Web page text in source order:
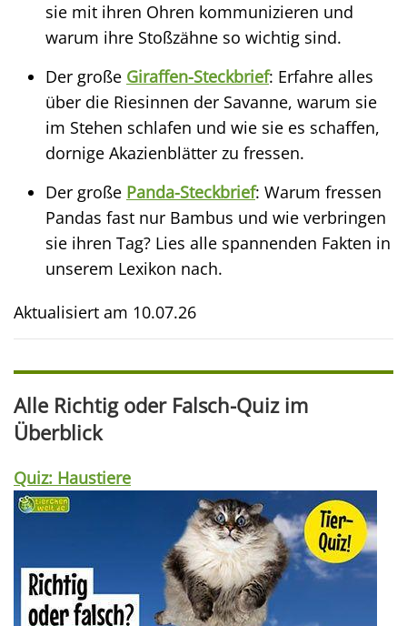
sie mit ihren Ohren kommunizieren und
warum ihre Stoßzähne so wichtig sind.
Der große Giraffen-Steckbrief: Erfahre alles
über die Riesinnen der Savanne, warum sie
im Stehen schlafen und wie sie es schaffen,
dornige Akazienblätter zu fressen.
Der große Panda-Steckbrief: Warum fressen
Pandas fast nur Bambus und wie verbringen
sie ihren Tag? Lies alle spannenden Fakten in
unserem Lexikon nach.
Aktualisiert am 10.07.26
Alle Richtig oder Falsch-Quiz im
Überblick
Quiz: Haustiere